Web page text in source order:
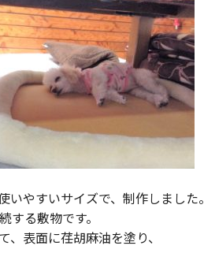
やすいサイズで、制作しました。
る敷物です。
表面に荏胡麻油を塗り、